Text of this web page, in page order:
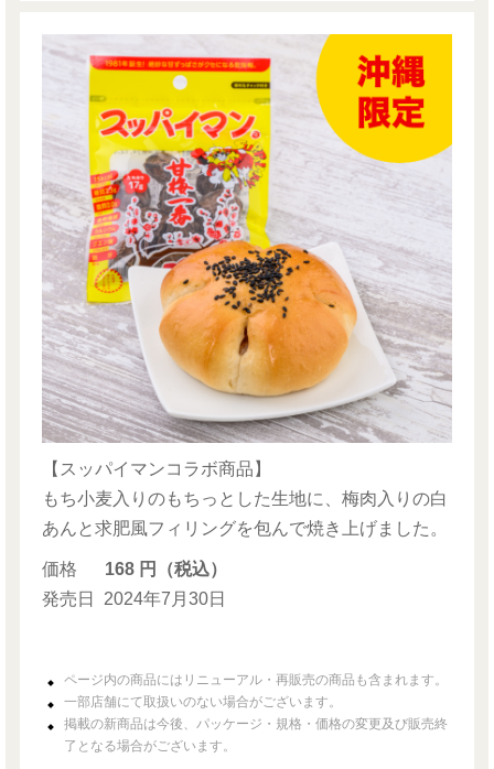
【スッパイマンコラボ商品】
もち小麦入りのもちっとした生地に、梅肉入りの白
あんと求肥風フィリングを包んで焼き上げました。
価格
168 円（税込）
発売日
2024年7月30日
ページ内の商品にはリニューアル・再販売の商品も含まれます。
一部店舗にて取扱いのない場合がございます。
掲載の新商品は今後、パッケージ・規格・価格の変更及び販売終
了となる場合がございます。